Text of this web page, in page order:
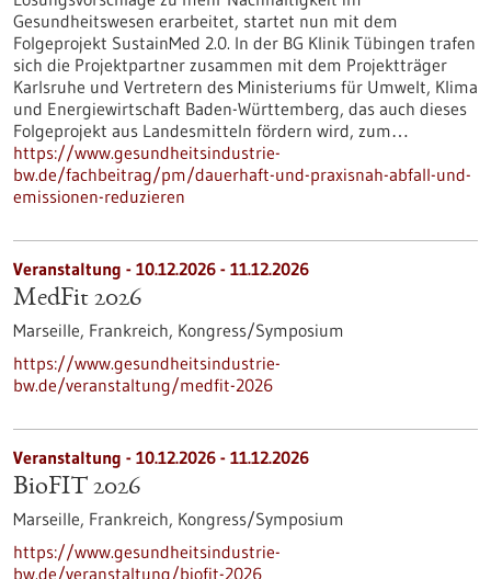
Gesundheitswesen erarbeitet, startet nun mit dem
Folgeprojekt SustainMed 2.0. In der BG Klinik Tübingen trafen
sich die Projektpartner zusammen mit dem Projektträger
Karlsruhe und Vertretern des Ministeriums für Umwelt, Klima
und Energiewirtschaft Baden-Württemberg, das auch dieses
Folgeprojekt aus Landesmitteln fördern wird, zum…
https://www.gesundheitsindustrie-
bw.de/fachbeitrag/pm/dauerhaft-und-praxisnah-abfall-und-
emissionen-reduzieren
Veranstaltung - 10.12.2026 - 11.12.2026
MedFit 2026
Marseille, Frankreich, Kongress/Symposium
https://www.gesundheitsindustrie-
bw.de/veranstaltung/medfit-2026
Veranstaltung - 10.12.2026 - 11.12.2026
BioFIT 2026
Marseille, Frankreich, Kongress/Symposium
https://www.gesundheitsindustrie-
bw.de/veranstaltung/biofit-2026